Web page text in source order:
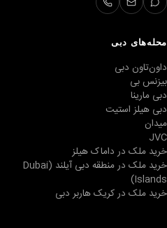
محله‌های دبی
داون‌تاون دبی
بیزنس بی
دبی مارینا
دبی هیلز استیت
میدان
JVC
خرید ملک در داماک هیلز
خرید ملک در منطقه دبی آیلند (Dubai
Islands)
خرید ملک در کریک هاربر دبی